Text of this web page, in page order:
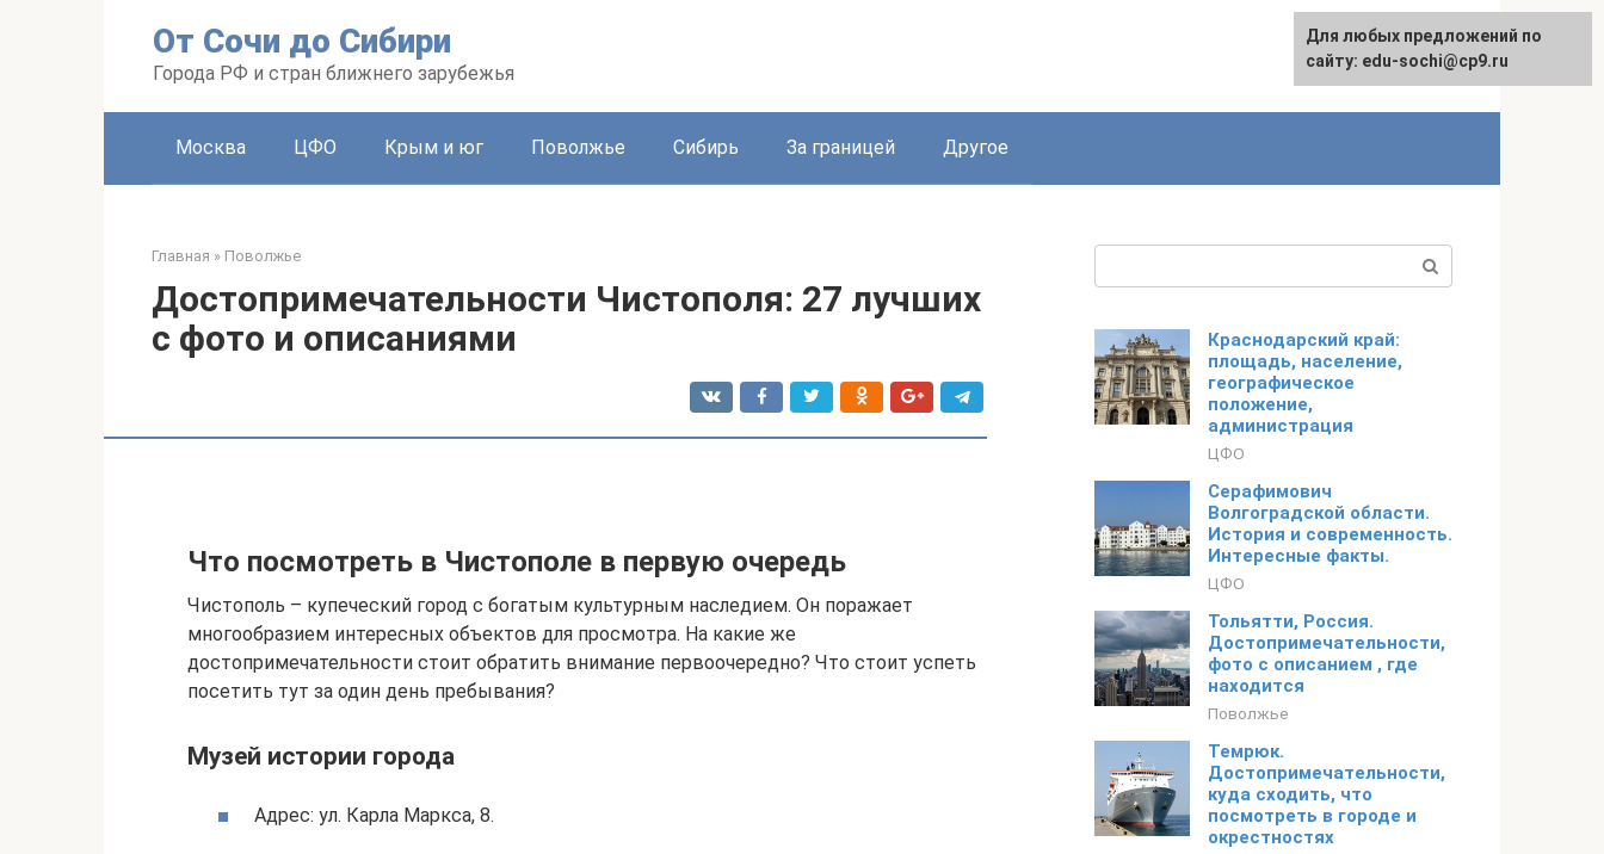
От Сочи до Сибири
Города РФ и стран ближнего зарубежья
Русский
Москва ЦФО Крым и юг Поволжье Сибирь За границей Другое
Главная » Поволжье
Достопримечательности Чистополя: 27 лучших
с фото и описаниями
Что посмотреть в Чистополе в первую очередь
Чистополь – купеческий город с богатым культурным наследием. Он поражает
многообразием интересных объектов для просмотра. На какие же
достопримечательности стоит обратить внимание первоочередно? Что стоит успеть
посетить тут за один день пребывания?
Музей истории города
Адрес: ул. Карла Маркса, 8.
Краснодарский край:
площадь, население,
географическое
положение,
администрация
ЦФО
Серафимович
Волгоградской области.
История и современность.
Интересные факты.
ЦФО
Тольятти, Россия.
Достопримечательности,
фото с описанием , где
находится
Поволжье
Темрюк.
Достопримечательности,
куда сходить, что
посмотреть в городе и
окрестностях
Для любых предложений по
сайту: [email protected]
Для любых предложений по
сайту: edu-sochi@cp9.ru